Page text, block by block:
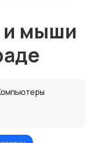
и мыши